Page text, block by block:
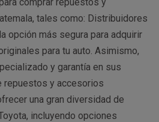
comprar repuestos y
tales como: Distribuidores
opción más segura para adquirir
para tu auto. Asimismo,
y garantía en sus
repuestos y accesorios
una gran diversidad de
incluyendo opciones